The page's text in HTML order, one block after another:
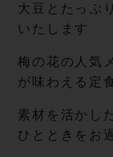
大豆とたっぷ
いたします
梅の花の人気
が味わえる定
素材を活かし
ひとときをお